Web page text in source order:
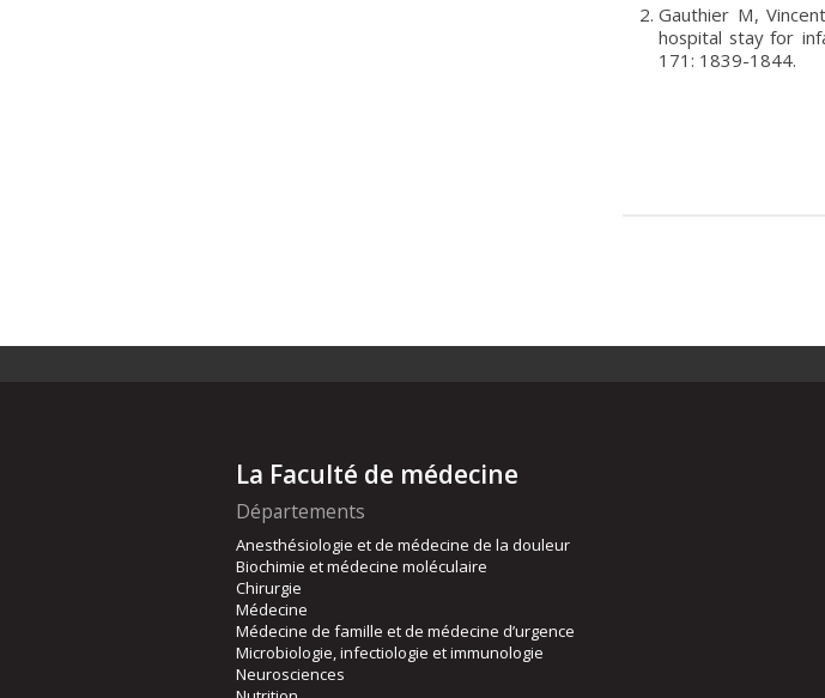
Gauthier M,
hospital stay for
171: 1839-1844.
La Faculté de médecine
Départements
Anesthésiologie et de médecine de la douleur
Biochimie et médecine moléculaire
Chirurgie
Médecine
Médecine de famille et de médecine d’urgence
Microbiologie, infectiologie et immunologie
Neurosciences